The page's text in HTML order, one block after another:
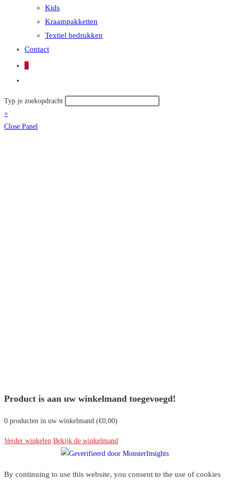
Kids
Kraampakketten
Textiel bedrukken
Contact
0
zoeken
Zoek
op
deze
Typ je zoekopdracht
×
Close Panel
Product is aan uw winkelmand toegevoegd!
0 producten in uw winkelmand (€0,00)
Verder winkelen Bekijk de winkelmand
By continuing to use this website, you consent to the use of cookies